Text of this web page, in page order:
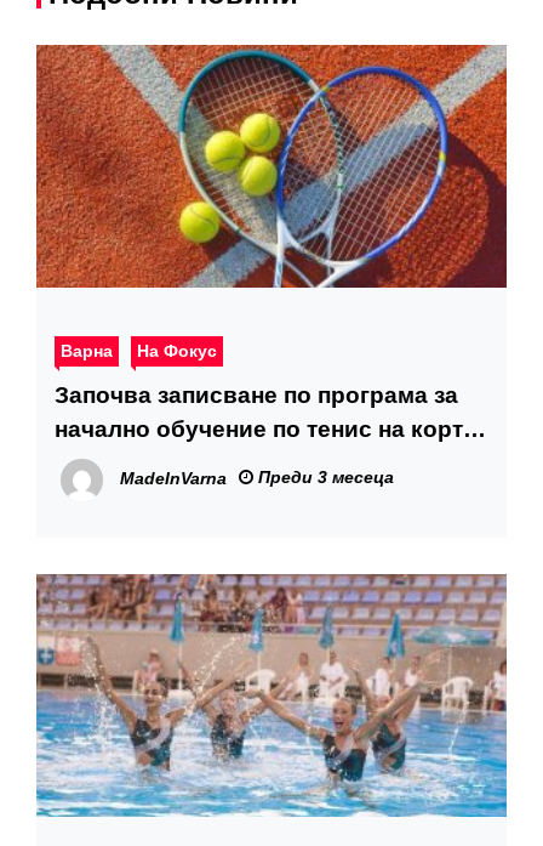
Варна На Фокус
Започва записване по програма за
начално обучение по тенис на корт
за деца
MadeInVarna Преди 3 месеца